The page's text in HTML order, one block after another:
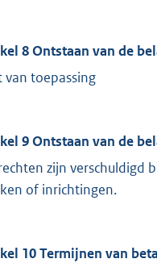
8 Ontstaan van de
van toepassing
9 Ontstaan van de
zijn verschuldigd
of inrichtingen.
10 Termijnen van